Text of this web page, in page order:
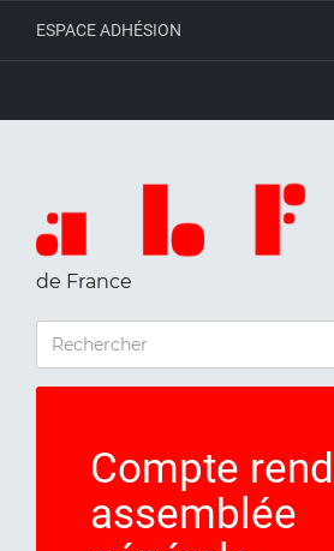
ESPACE ADHÉSION
de France
RECHERCHER
Compte
assemblée